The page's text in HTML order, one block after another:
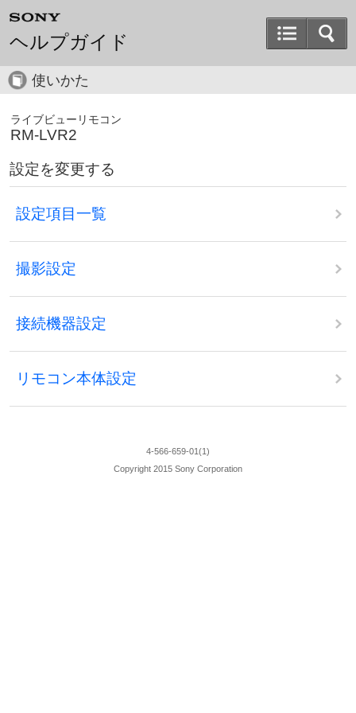
ヘルプガイド
使いかた
ライブビューリモコン
RM-LVR2
設定を変更する
設定項目一覧
撮影設定
接続機器設定
リモコン本体設定
4-566-659-01(1)
Copyright 2015 Sony Corporation